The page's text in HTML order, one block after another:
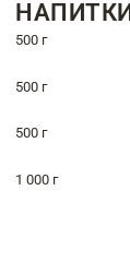
НАПИТКИ
500 г
500 г
500 г
1 000 г